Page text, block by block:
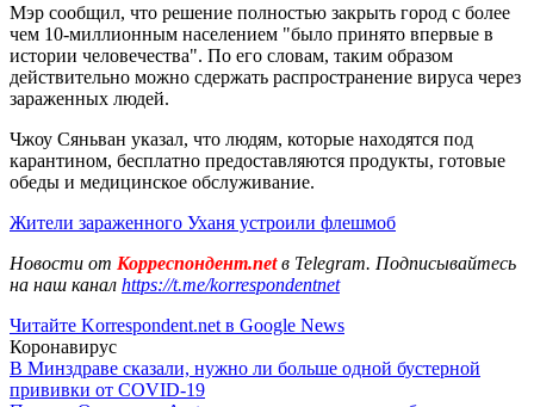
Мэр сообщил, что решение полностью закрыть город с более
чем 10-миллионным населением "было принято впервые в
истории человечества". По его словам, таким образом
действительно можно сдержать распространение вируса через
зараженных людей.
Чжоу Сяньван указал, что людям, которые находятся под
карантином, бесплатно предоставляются продукты, готовые
обеды и медицинское обслуживание.
Жители зараженного Уханя устроили флешмоб
Новости от Корреспондент.netв Telegram. Подписывайтесь
на наш канал https://t.me/korrespondentnet
Читайте Korrespondent.net в Google News
Коронавирус
В Минздраве сказали, нужно ли больше одной бустерной
прививки от COVID-19